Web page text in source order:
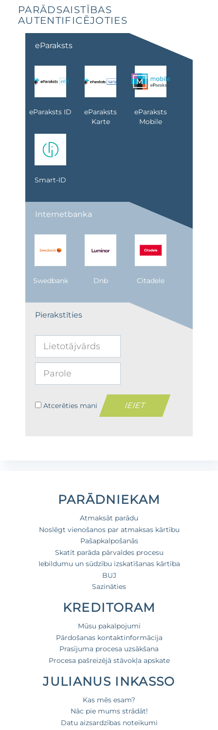
PARĀDSAISTĪBAS
AUTENTIFICĒJOTIES
eParaksts
eParaksts ID
eParaksts
Karte
eParaksts
Mobile
Smart-ID
Internetbanka
Swedbank Dnb Citadele
Pierakstīties
Atcerēties mani
PARĀDNIEKAM
Atmaksāt parādu
Noslēgt vienošanos par atmaksas kārtību
Pašapkalpošanās
Skatīt parāda pārvaldes procesu
Iebildumu un sūdzību izskatīšanas kārtība
BUJ
Sazināties
KREDITORAM
Mūsu pakalpojumi
Pārdošanas kontaktinformācija
Prasījuma procesa uzsākšana
Procesa pašreizējā stāvokļa apskate
JULIANUS INKASSO
Kas mēs esam?
Nāc pie mums strādāt!
Datu aizsardzības noteikumi